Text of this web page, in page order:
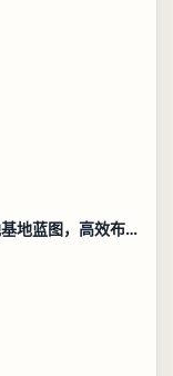
明日方舟终末地25级四号谷地基地蓝图，高效布局规划